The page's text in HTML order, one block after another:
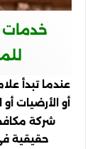
خدمات
عندما تبدأ
أو الأرضيات
شركة
حقيقية